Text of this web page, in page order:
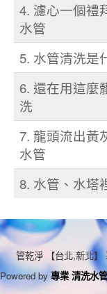
4. 濾心一個禮
水管
5. 水管清洗是
6. 還在用這麼
洗
7. 龍頭流出黃
水管
8. 水管、水塔
管乾淨 【台北,新北】
Powered by 專業 清洗水管